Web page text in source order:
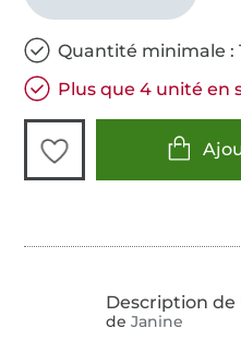
Quantité minimale :
Plus que 4 unité en
de Janine